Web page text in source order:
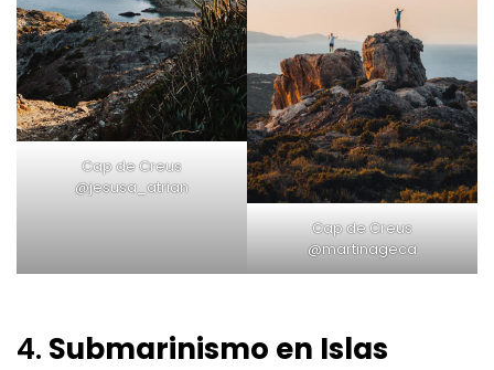
Cap de Creus
@jesusa_atrian
Cap de Creus
@martinageca
4. Submarinismo en Islas